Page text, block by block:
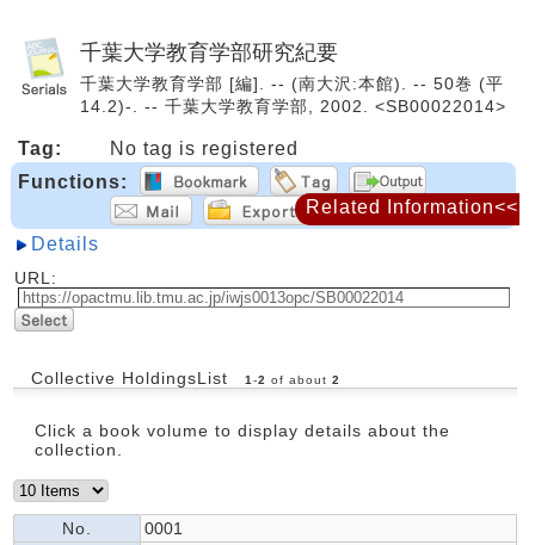
千葉大学教育学部研究紀要
千葉大学教育学部 [編]. -- (南大沢:本館). -- 50巻 (平
14.2)-. -- 千葉大学教育学部, 2002. <SB00022014>
Tag:
No tag is registered
Functions:
Details
URL:
Collective HoldingsList 1 -2 of about 2
Click a book volume to display details about the
collection.
No.
0001
Related Information<<